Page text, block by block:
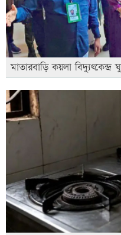
মাতারবাড়ি কয়লা বিদ্যুৎকেন্দ্র